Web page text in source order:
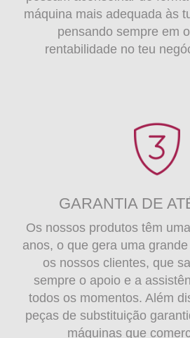
máquina mais adequada às
pensando sempre em
rentabilidade no teu
GARANTIA DE
Os nossos produtos têm
anos, o que gera uma
os nossos clientes, que
sempre o apoio e a
todos os momentos. Além
peças de substituição
máquinas que